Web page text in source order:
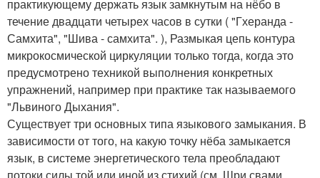
практикующему держать язык замкнутым на нёбо в
течение двадцати четырех часов в сутки ( "Гхеранда -
Самхита", "Шива - самхита". ), Размыкая цепь контура
микрокосмической циркуляции только тогда, когда это
предусмотрено техникой выполнения конкретных
упражнений, например при практике так называемого
"Львиного Дыхания".
Существует три основных типа языкового замыкания. В
зависимости от того, на какую точку нёба замыкается
язык, в системе энергетического тела преобладают